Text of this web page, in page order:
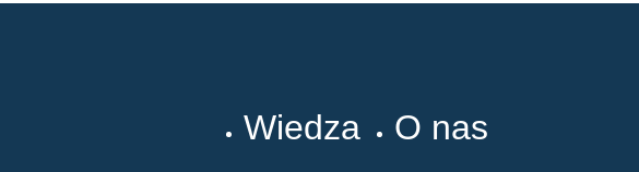
Wiedza O nas